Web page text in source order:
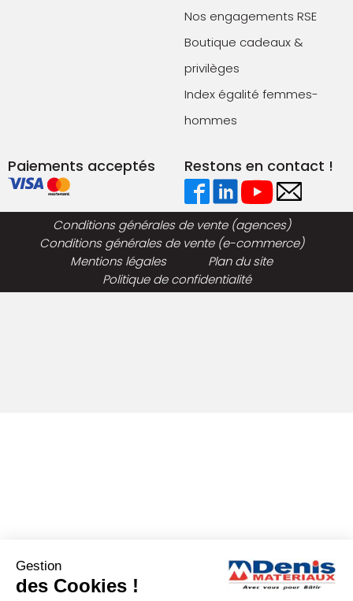
Nos engagements RSE
Boutique cadeaux &
privilèges
Index égalité femmes-
hommes
Paiements acceptés Restons en contact !
Conditions générales de vente (agences)
Conditions générales de vente (e-commerce)
Mentions légales
Plan du site
Politique de confidentialité
Gestion
des Cookies !